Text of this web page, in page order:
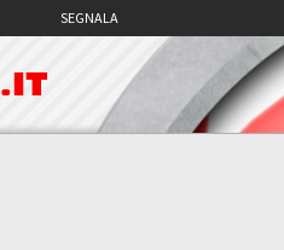
SEGNALA
.IT